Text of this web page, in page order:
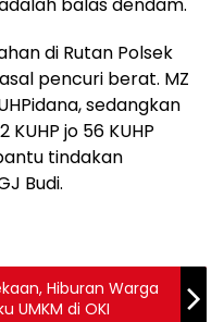
balas dendam.
di Rutan Polsek
pencuri berat. MZ
sedangkan
KUHP jo 56 KUHP
tindakan
Budi.
Hiburan Warga
UMKM di OKI